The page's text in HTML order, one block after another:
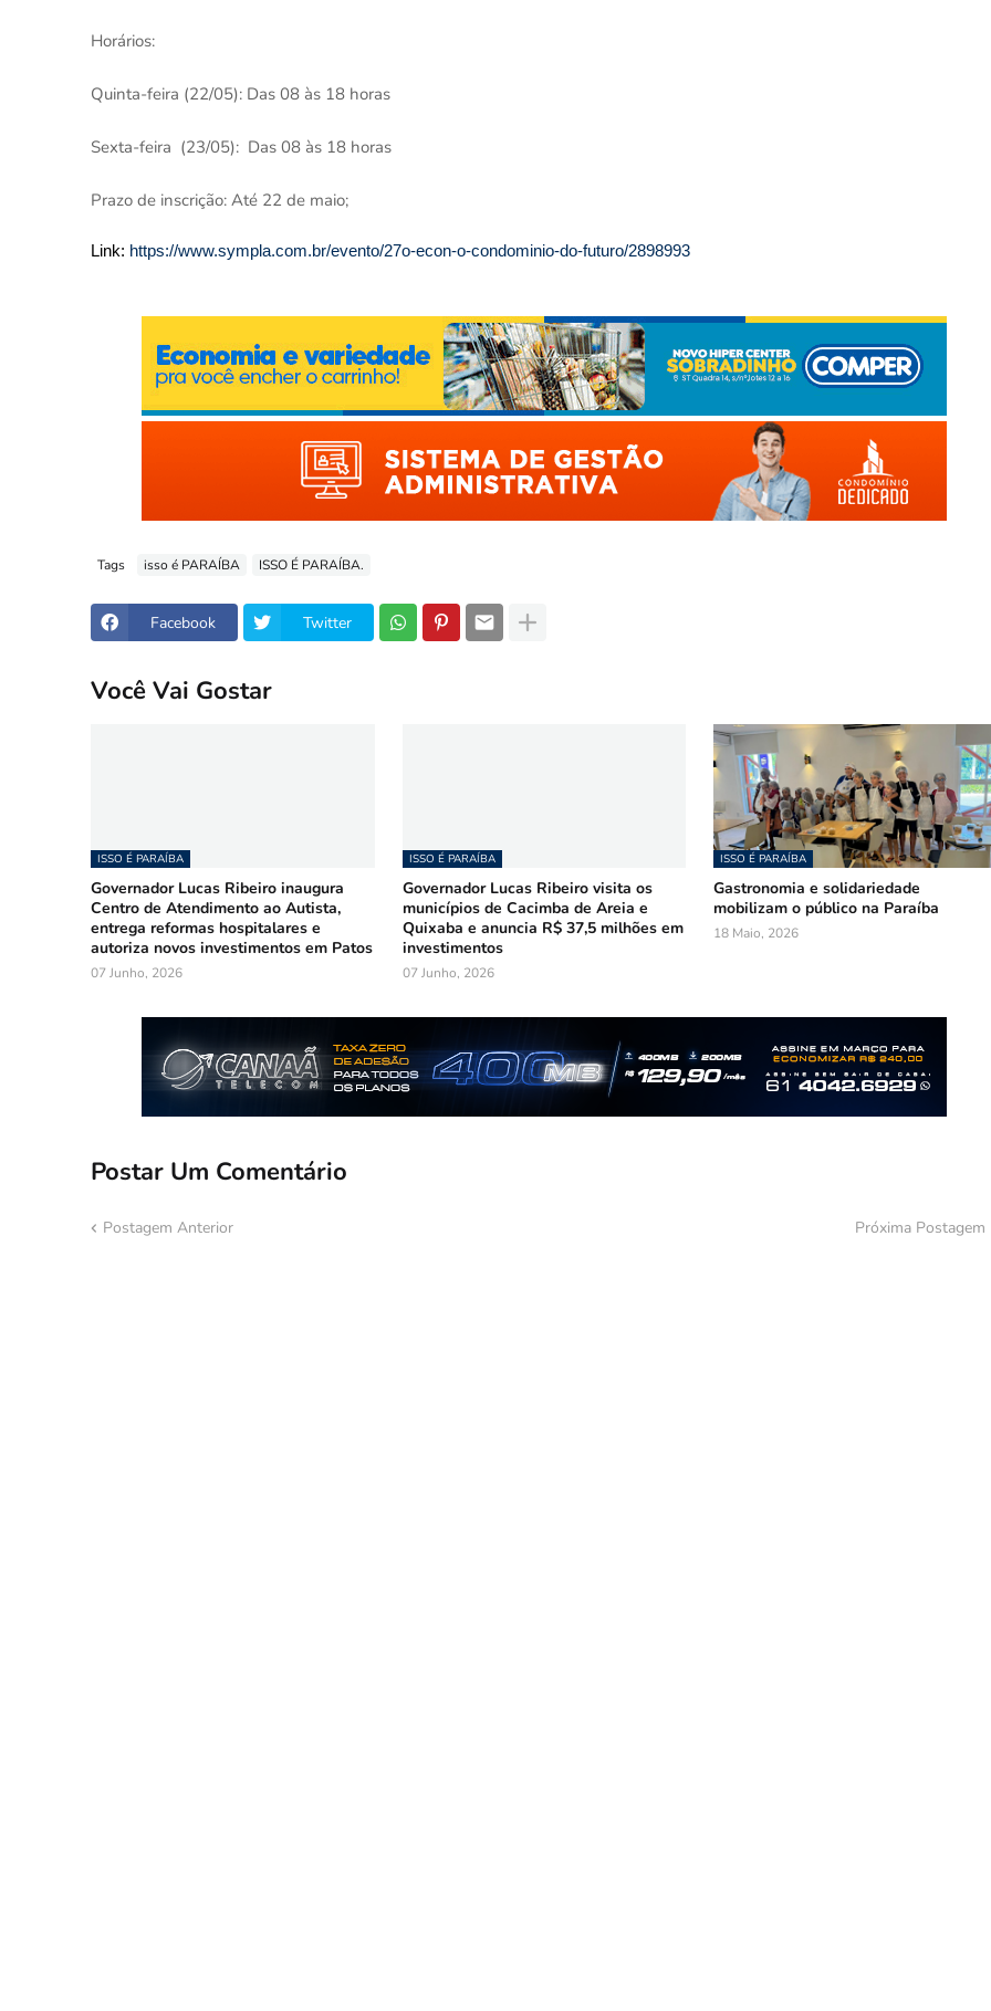
Horários:
Quinta-feira (22/05): Das 08 às 18 horas
Sexta-feira (23/05): Das 08 às 18 horas
Prazo de inscrição: Até 22 de maio;
Link: https://www.sympla.com.br/evento/27o-econ-o-condominio-do-futuro/2898993
Tags isso é PARAÍBA ISSO É PARAÍBA.
Facebook Twitter
Você Vai Gostar
ISSO É PARAÍBA
Governador Lucas Ribeiro inaugura
Centro de Atendimento ao Autista,
entrega reformas hospitalares e
autoriza novos investimentos em Patos
07 Junho, 2026
ISSO É PARAÍBA
Governador Lucas Ribeiro visita os
municípios de Cacimba de Areia e
Quixaba e anuncia R$ 37,5 milhões em
investimentos
07 Junho, 2026
ISSO É PARAÍBA
Gastronomia e solidariedade
mobilizam o público na Paraíba
18 Maio, 2026
Postar Um Comentário
Postagem Anterior Próxima Postagem